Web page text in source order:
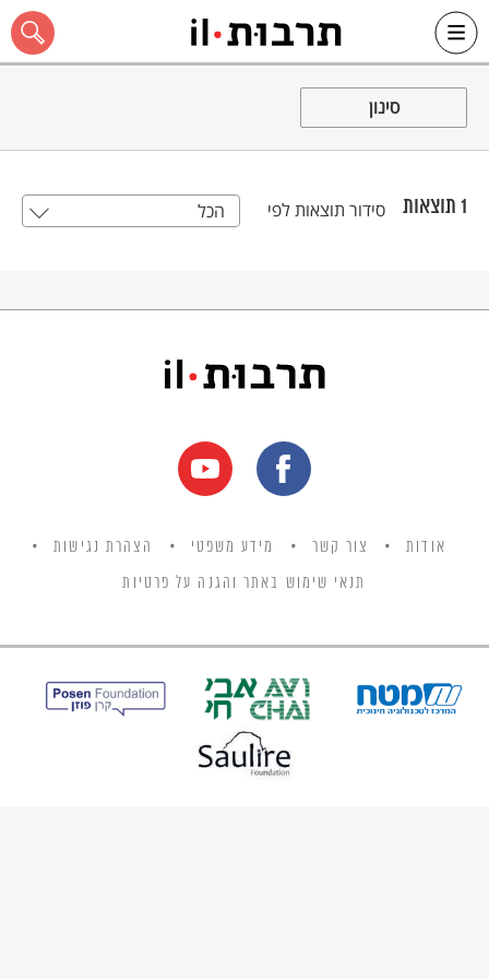
כל האתר
סינון
1 תוצאות סידור תוצאות לפי הכל
אודות צור קשר מידע משפטי הצהרת נגישות
תנאי שימוש באתר והגנה על פרטיות